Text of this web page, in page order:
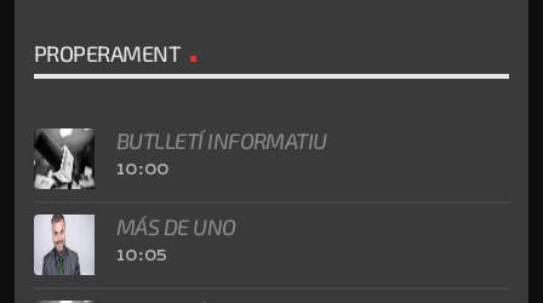
PROPERAMENT
BUTLLETÍ INFORMATIU
10:00
MÁS DE UNO
10:05